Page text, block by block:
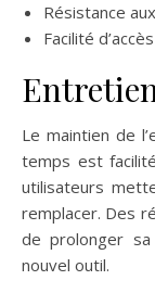
Résistance
Facilité
Le maintien de
temps est
utilisateurs
remplacer. Des
de prolonger
nouvel outil.